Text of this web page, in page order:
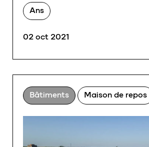
Ans
02 oct 2021
Bâtiments Maison de repos